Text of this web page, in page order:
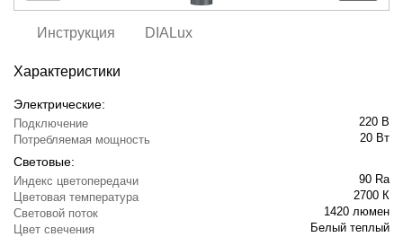
Инструкция DIALux
Характеристики
Электрические:
Подключение
220 В
Потребляемая мощность
20 Вт
Световые:
Индекс цветопередачи
90 Ra
Цветовая температура
2700 К
Световой поток
1420 люмен
Цвет свечения
Белый теплый